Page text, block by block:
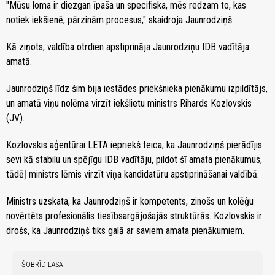
"Mūsu loma ir diezgan īpaša un specifiska, mēs redzam to, kas
notiek iekšienē, pārzinām procesus," skaidroja Jaunrodziņš.
Kā ziņots, valdība otrdien apstiprināja Jaunrodziņu IDB vadītāja
amatā.
Jaunrodziņš līdz šim bija iestādes priekšnieka pienākumu izpildītājs,
un amatā viņu nolēma virzīt iekšlietu ministrs Rihards Kozlovskis
(JV).
Kozlovskis aģentūrai LETA iepriekš teica, ka Jaunrodziņš pierādījis
sevi kā stabilu un spējīgu IDB vadītāju, pildot šī amata pienākumus,
tādēļ ministrs lēmis virzīt viņa kandidatūru apstiprināšanai valdībā.
Ministrs uzskata, ka Jaunrodziņš ir kompetents, zinošs un kolēģu
novērtēts profesionālis tiesībsargājošajās struktūrās. Kozlovskis ir
drošs, ka Jaunrodziņš tiks galā ar saviem amata pienākumiem.
ŠOBRĪD LASA